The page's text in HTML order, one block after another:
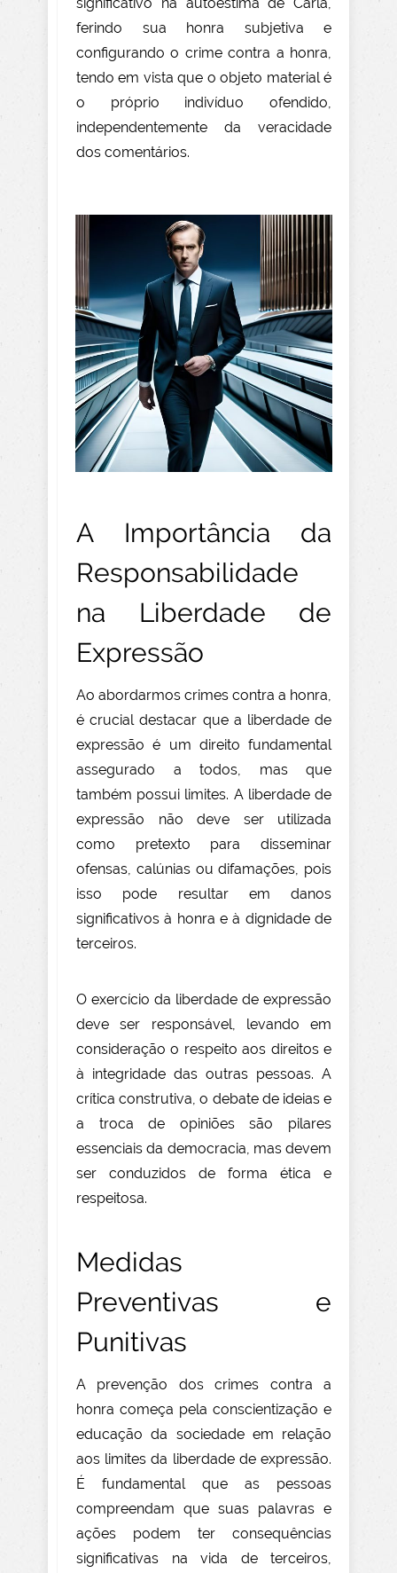
significativo na autoestima de Carla,
ferindo sua honra subjetiva e
configurando o crime contra a honra,
tendo em vista que o objeto material é
o próprio indivíduo ofendido,
independentemente da veracidade
dos comentários.
A Importância da
Responsabilidade
na Liberdade de
Expressão
Ao abordarmos crimes contra a honra,
é crucial destacar que a liberdade de
expressão é um direito fundamental
assegurado a todos, mas que
também possui limites. A liberdade de
expressão não deve ser utilizada
como pretexto para disseminar
ofensas, calúnias ou difamações, pois
isso pode resultar em danos
significativos à honra e à dignidade de
terceiros.
O exercício da liberdade de expressão
deve ser responsável, levando em
consideração o respeito aos direitos e
à integridade das outras pessoas. A
crítica construtiva, o debate de ideias e
a troca de opiniões são pilares
essenciais da democracia, mas devem
ser conduzidos de forma ética e
respeitosa.
Medidas
Preventivas e
Punitivas
A prevenção dos crimes contra a
honra começa pela conscientização e
educação da sociedade em relação
aos limites da liberdade de expressão.
É fundamental que as pessoas
compreendam que suas palavras e
ações podem ter consequências
significativas na vida de terceiros,